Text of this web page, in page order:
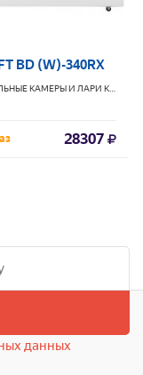
BD (W)-340RX
КАМЕРЫ И ЛАРИ KRAFT
28307
данных